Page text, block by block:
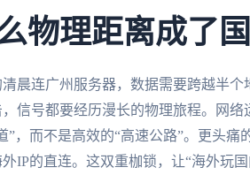
物理距离成了
晨连广州服务器，数据需要跨越半
信号都要经历漫长的物理旅程。网
”，而不是高效的“高速公路”。更头
IP的直连。这双重枷锁，让“海外玩